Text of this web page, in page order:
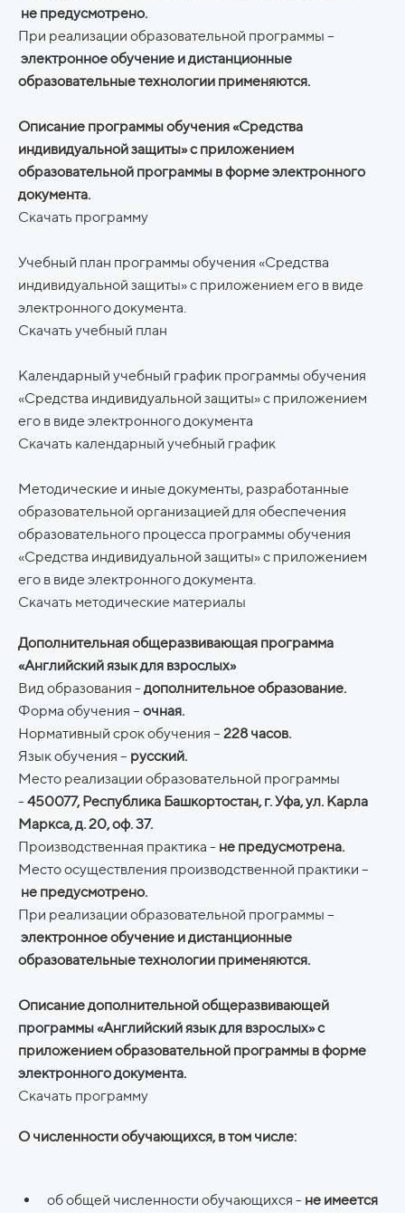
не предусмотрено.
При реализации образовательной программы –
электронное обучение и дистанционные
образовательные технологии применяются.
Описание программы обучения «Средства
индивидуальной защиты» с приложением
образовательной программы в форме электронного
документа.
Скачать программу
Учебный план программы обучения «Средства
индивидуальной защиты» с приложением его в виде
электронного документа.
Скачать учебный план
Календарный учебный график программы обучения
«Средства индивидуальной защиты» с приложением
его в виде электронного документа
Скачать календарный учебный график
Методические и иные документы, разработанные
образовательной организацией для обеспечения
образовательного процесса программы обучения
«Средства индивидуальной защиты» с приложением
его в виде электронного документа.
Скачать методические материалы
Дополнительная общеразвивающая программа
«Английский язык для взрослых»
Вид образования - дополнительное образование.
Форма обучения – очная.
Нормативный срок обучения – 228 часов.
Язык обучения – русский.
Место реализации образовательной программы
- 450077, Республика Башкортостан, г. Уфа, ул. Карла
Маркса, д. 20, оф. 37.
Производственная практика - не предусмотрена.
Место осуществления производственной практики –
не предусмотрено.
При реализации образовательной программы –
электронное обучение и дистанционные
образовательные технологии применяются.
Описание дополнительной общеразвивающей
программы «Английский язык для взрослых» с
приложением образовательной программы в форме
электронного документа.
Скачать программу
О численности обучающихся, в том числе:
об общей численности обучающихся - не имеется